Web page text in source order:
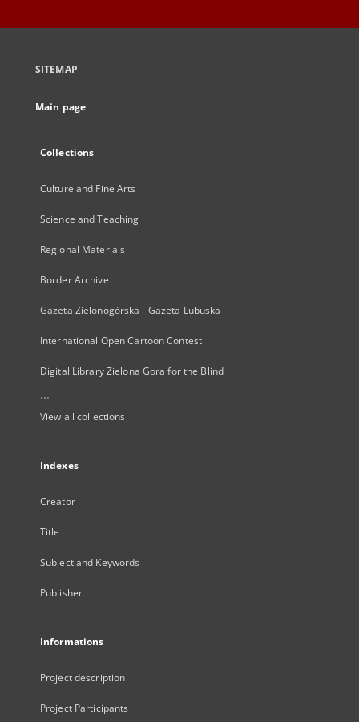
SITEMAP
Main page
Collections
Culture and Fine Arts
Science and Teaching
Regional Materials
Border Archive
Gazeta Zielonogórska - Gazeta Lubuska
International Open Cartoon Contest
Digital Library Zielona Gora for the Blind
...
View all collections
Indexes
Creator
Title
Subject and Keywords
Publisher
Informations
Project description
Project Participants